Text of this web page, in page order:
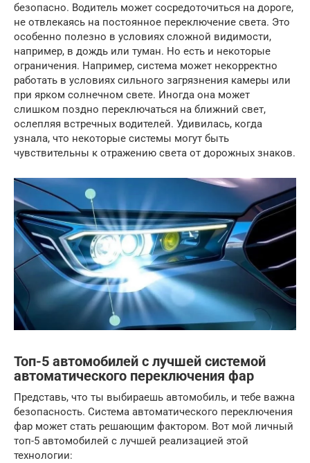
безопасно. Водитель может сосредоточиться на дороге,
не отвлекаясь на постоянное переключение света. Это
особенно полезно в условиях сложной видимости,
например, в дождь или туман. Но есть и некоторые
ограничения. Например, система может некорректно
работать в условиях сильного загрязнения камеры или
при ярком солнечном свете. Иногда она может
слишком поздно переключаться на ближний свет,
ослепляя встречных водителей. Удивилась, когда
узнала, что некоторые системы могут быть
чувствительны к отражению света от дорожных знаков.
Топ-5 автомобилей с лучшей системой
автоматического переключения фар
Представь, что ты выбираешь автомобиль, и тебе важна
безопасность. Система автоматического переключения
фар может стать решающим фактором. Вот мой личный
топ-5 автомобилей с лучшей реализацией этой
технологии: